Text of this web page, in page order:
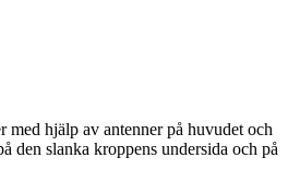
hjälp av antenner på huvudet och
den slanka kroppens undersida och på